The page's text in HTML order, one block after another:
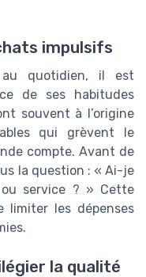
impulsifs
au quotidien, il est
de ses habitudes
souvent à l’origine
qui grèvent le
compte. Avant de
la question : « Ai-je
service ? » Cette
limiter les dépenses
la qualité